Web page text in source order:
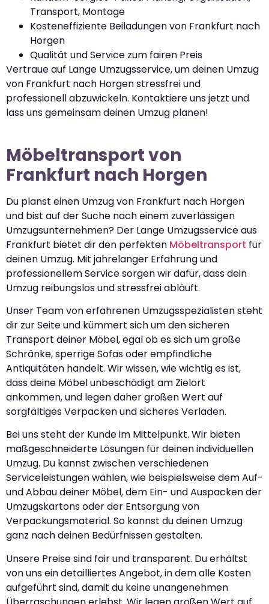
Transport, Montage
Kosteneffiziente Beiladungen von Frankfurt nach
Horgen
Qualität und Service zum fairen Preis
Vertraue auf Lange Umzugsservice, um deinen Umzug
von Frankfurt nach Horgen stressfrei und
professionell abzuwickeln. Kontaktiere uns jetzt und
lass uns gemeinsam deinen Umzug planen!
Möbeltransport von
Frankfurt nach Horgen
Du planst einen Umzug von Frankfurt nach Horgen
und bist auf der Suche nach einem zuverlässigen
Umzugsunternehmen? Der Lange Umzugsservice aus
Frankfurt bietet dir den perfekten Möbeltransport für
deinen Umzug. Mit jahrelanger Erfahrung und
professionellem Service sorgen wir dafür, dass dein
Umzug reibungslos und stressfrei abläuft.
Unser Team von erfahrenen Umzugsspezialisten steht
dir zur Seite und kümmert sich um den sicheren
Transport deiner Möbel, egal ob es sich um große
Schränke, sperrige Sofas oder empfindliche
Antiquitäten handelt. Wir wissen, wie wichtig es ist,
dass deine Möbel unbeschädigt am Zielort
ankommen, und legen daher großen Wert auf
sorgfältiges Verpacken und sicheres Verladen.
Bei uns steht der Kunde im Mittelpunkt. Wir bieten
maßgeschneiderte Lösungen für deinen individuellen
Umzug. Du kannst zwischen verschiedenen
Serviceleistungen wählen, wie beispielsweise dem Auf-
und Abbau deiner Möbel, dem Ein- und Auspacken der
Umzugskartons oder der Entsorgung von
Verpackungsmaterial. So kannst du deinen Umzug
ganz nach deinen Bedürfnissen gestalten.
Unsere Preise sind fair und transparent. Du erhältst
von uns ein detailliertes Angebot, in dem alle Kosten
aufgeführt sind, damit du keine unangenehmen